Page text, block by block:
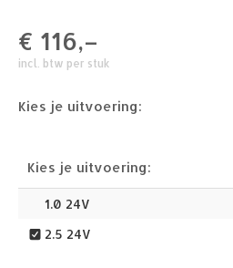
Lumen
Lichtkleur 2700K – 2850K
CRI >85
€ 116,–
incl. btw per stuk
Kies je uitvoering:
Kies je uitvoering:
1.0 24V
2.5 24V